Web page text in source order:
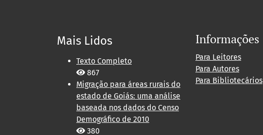
Mais Lidos
Texto Completo
867
Migração para áreas rurais do
estado de Goiás: uma análise
baseada nos dados do Censo
Demográfico de 2010
380
Informações
Para Leitores
Para Autores
Para Bibliotecários